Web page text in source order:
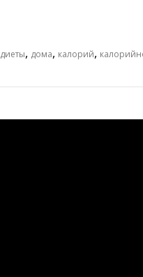
диеты, дома, калорий,